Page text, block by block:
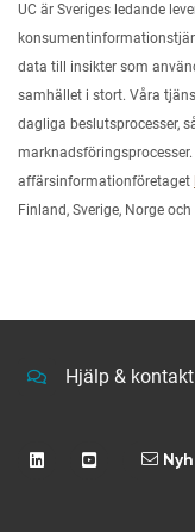
UC är Sveriges ledande
data till insikter som
samhället i stort. Våra
dagliga beslutsprocesser,
affärsinformationföretaget
Finland, Sverige, Norge
Hjälp & kontakt